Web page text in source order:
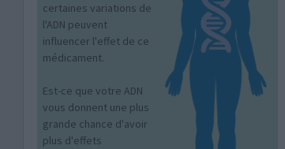
certaines variations de
l'ADN peuvent
influencer l'effet de ce
médicament.
Est-ce que votre ADN
vous donnent une plus
grande chance d'avoir
plus d'effets